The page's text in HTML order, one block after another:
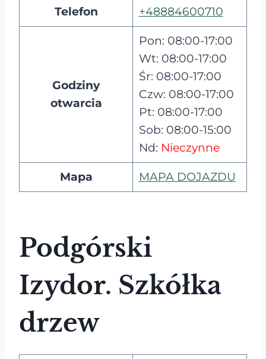
Telefon +48884600710
Godziny
otwarcia
Pon: 08:00-17:00
Wt: 08:00-17:00
Śr: 08:00-17:00
Czw: 08:00-17:00
Pt: 08:00-17:00
Sob: 08:00-15:00
Nd: Nieczynne
Mapa MAPA DOJAZDU
Podgórski
Izydor. Szkółka
drzew